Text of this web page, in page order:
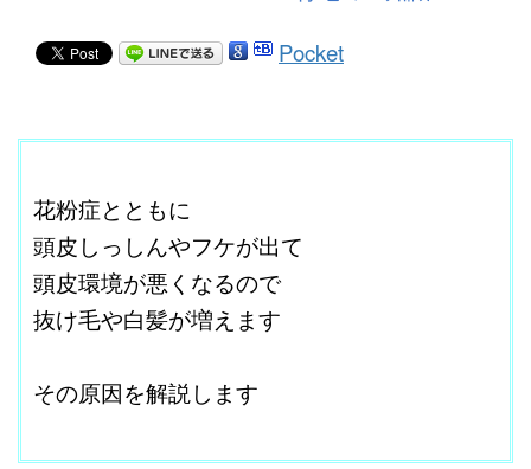
Pocket
花粉症とともに
頭皮しっしんやフケが出て
頭皮環境が悪くなるので
抜け毛や白髪が増えます
その原因を解説します